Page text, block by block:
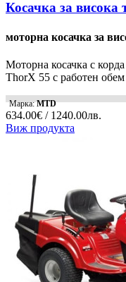
Косачка за висока
моторна косачка за
Моторна косачка с
ThorX 55 с работен
Марка:MTD
634.00€ / 1240.00лв.
Виж продукта